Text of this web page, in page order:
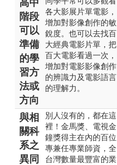
高中
階段
可以
準備
的學
習方
法或
方向
各大影展片單電影，
增加對影像創作的敏
銳度。也可以去找百
大經典電影片單，把
百大電影看過一次，
增加對電影影像創作
的辨識力及電影語言
的理解力。
與相
關科
系之
異同
別人沒有的，都在這
裡！金馬獎、電視金
鐘獎得主在內的百位
專兼任專業師資，全
台灣數量最豐富的業